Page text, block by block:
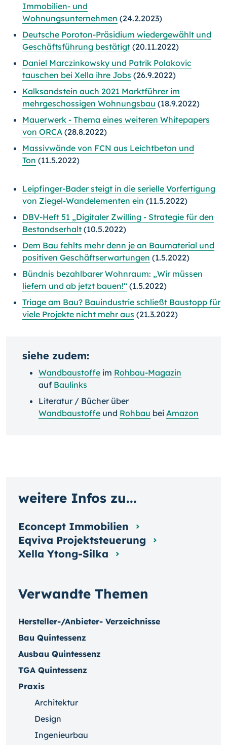
Immobilien- und
Wohnungsunternehmen (24.2.2023)
Deutsche Poroton-Präsidium wiedergewählt und
Geschäftsführung bestätigt (20.11.2022)
Daniel Marczinkowsky und Patrik Polakovic
tauschen bei Xella ihre Jobs (26.9.2022)
Kalksandstein auch 2021 Marktführer im
mehrgeschossigen Wohnungsbau (18.9.2022)
Mauerwerk - Thema eines weiteren Whitepapers
von ORCA (28.8.2022)
Massivwände von FCN aus Leichtbeton und
Ton (11.5.2022)
Leipfinger-Bader steigt in die serielle Vorfertigung
von Ziegel-Wandelementen ein (11.5.2022)
DBV-Heft 51 „Digitaler Zwilling - Strategie für den
Bestandserhalt (10.5.2022)
Dem Bau fehlts mehr denn je an Baumaterial und
positiven Geschäftserwartungen (1.5.2022)
Bündnis bezahlbarer Wohnraum: „Wir müssen
liefern und ab jetzt bauen!“ (1.5.2022)
Triage am Bau? Bauindustrie schließt Baustopp für
viele Projekte nicht mehr aus (21.3.2022)
siehe zudem:
Wandbaustoffe im Rohbau-Magazin
auf Baulinks
Literatur / Bücher über
Wandbaustoffe und Rohbau bei Amazon
Verwandte Themen
Hersteller-/Anbieter- Verzeichnisse
Bau Quintessenz
Ausbau Quintessenz
TGA Quintessenz
Praxis
Architektur
Design
Ingenieurbau
weitere Infos zu...
Econcept Immobilien
Eqviva Projektsteuerung
Xella Ytong-Silka